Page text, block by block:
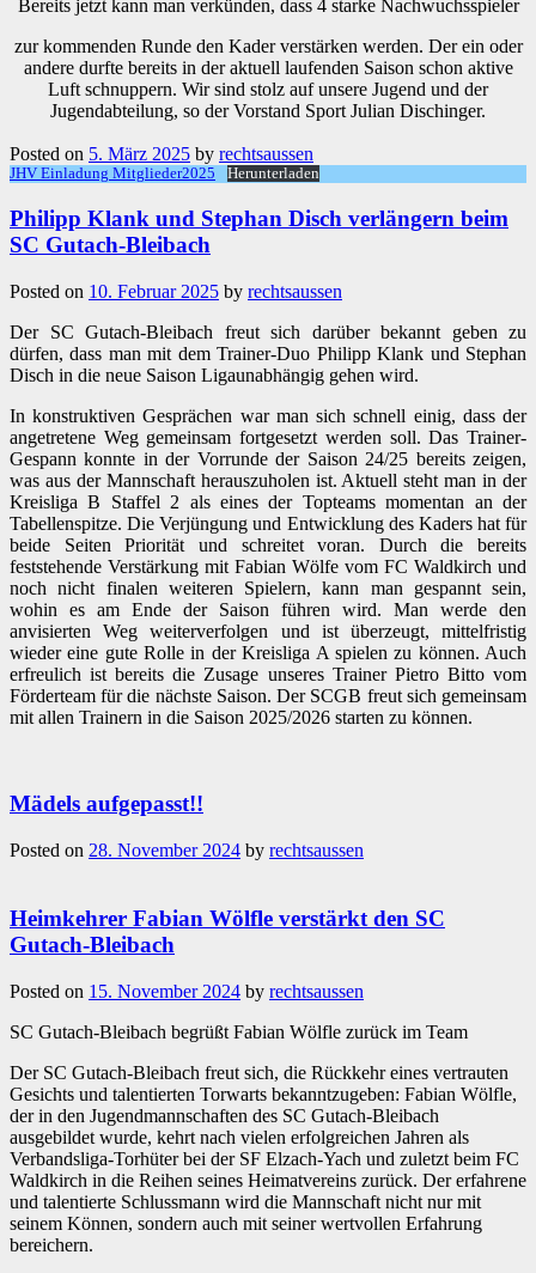
Bereits jetzt kann man verkünden, dass 4 starke Nachwuchsspieler
zur kommenden Runde den Kader verstärken werden. Der ein oder
andere durfte bereits in der aktuell laufenden Saison schon aktive
Luft schnuppern. Wir sind stolz auf unsere Jugend und der
Jugendabteilung, so der Vorstand Sport Julian Dischinger.
Posted on 5. März 2025 by rechtsaussen
JHV Einladung Mitglieder2025 Herunterladen
Philipp Klank und Stephan Disch verlängern beim
SC Gutach-Bleibach
Posted on 10. Februar 2025 by rechtsaussen
Der SC Gutach-Bleibach freut sich darüber bekannt geben zu
dürfen, dass man mit dem Trainer-Duo Philipp Klank und Stephan
Disch in die neue Saison Ligaunabhängig gehen wird.
In konstruktiven Gesprächen war man sich schnell einig, dass der
angetretene Weg gemeinsam fortgesetzt werden soll. Das Trainer-
Gespann konnte in der Vorrunde der Saison 24/25 bereits zeigen,
was aus der Mannschaft herauszuholen ist. Aktuell steht man in der
Kreisliga B Staffel 2 als eines der Topteams momentan an der
Tabellenspitze. Die Verjüngung und Entwicklung des Kaders hat für
beide Seiten Priorität und schreitet voran. Durch die bereits
feststehende Verstärkung mit Fabian Wölfe vom FC Waldkirch und
noch nicht finalen weiteren Spielern, kann man gespannt sein,
wohin es am Ende der Saison führen wird. Man werde den
anvisierten Weg weiterverfolgen und ist überzeugt, mittelfristig
wieder eine gute Rolle in der Kreisliga A spielen zu können. Auch
erfreulich ist bereits die Zusage unseres Trainer Pietro Bitto vom
Förderteam für die nächste Saison. Der SCGB freut sich gemeinsam
mit allen Trainern in die Saison 2025/2026 starten zu können.
Mädels aufgepasst!!
Posted on 28. November 2024 by rechtsaussen
Heimkehrer Fabian Wölfle verstärkt den SC
Gutach-Bleibach
Posted on 15. November 2024 by rechtsaussen
SC Gutach-Bleibach begrüßt Fabian Wölfle zurück im Team
Der SC Gutach-Bleibach freut sich, die Rückkehr eines vertrauten
Gesichts und talentierten Torwarts bekanntzugeben: Fabian Wölfle,
der in den Jugendmannschaften des SC Gutach-Bleibach
ausgebildet wurde, kehrt nach vielen erfolgreichen Jahren als
Verbandsliga-Torhüter bei der SF Elzach-Yach und zuletzt beim FC
Waldkirch in die Reihen seines Heimatvereins zurück. Der erfahrene
und talentierte Schlussmann wird die Mannschaft nicht nur mit
seinem Können, sondern auch mit seiner wertvollen Erfahrung
bereichern.